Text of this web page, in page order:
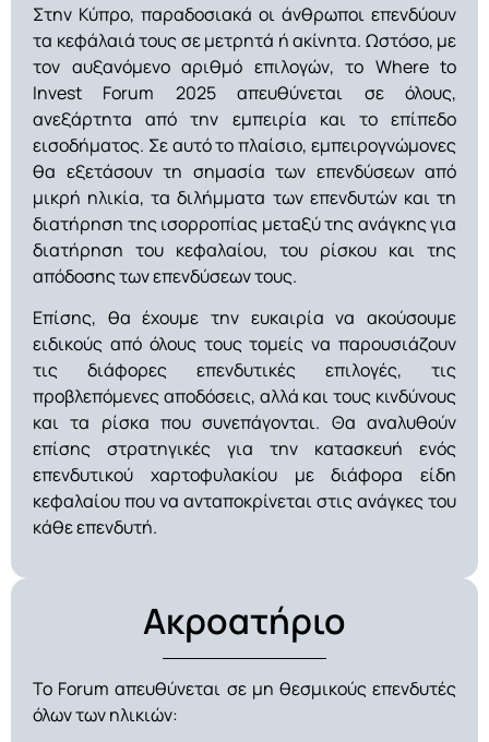
Στην Κύπρο, παραδοσιακά οι άνθρωποι επενδύουν
τα κεφάλαιά τους σε μετρητά ή ακίνητα. Ωστόσο, με
τον αυξανόμενο αριθμό επιλογών, το Where to
Invest Forum 2025 απευθύνεται σε όλους,
ανεξάρτητα από την εμπειρία και το επίπεδο
εισοδήματος. Σε αυτό το πλαίσιο, εμπειρογνώμονες
θα εξετάσουν τη σημασία των επενδύσεων από
μικρή ηλικία, τα διλήμματα των επενδυτών και τη
διατήρηση της ισορροπίας μεταξύ της ανάγκης για
διατήρηση του κεφαλαίου, του ρίσκου και της
απόδοσης των επενδύσεων τους.
Επίσης, θα έχουμε την ευκαιρία να ακούσουμε
ειδικούς από όλους τους τομείς να παρουσιάζουν
τις διάφορες επενδυτικές επιλογές, τις
προβλεπόμενες αποδόσεις, αλλά και τους κινδύνους
και τα ρίσκα που συνεπάγονται. Θα αναλυθούν
επίσης στρατηγικές για την κατασκευή ενός
επενδυτικού χαρτοφυλακίου με διάφορα είδη
κεφαλαίου που να ανταποκρίνεται στις ανάγκες του
κάθε επενδυτή.
Ακροατήριο
Το Forum απευθύνεται σε μη θεσμικούς επενδυτές
όλων των ηλικιών: